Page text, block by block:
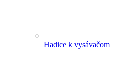
Hadice k vysávačom